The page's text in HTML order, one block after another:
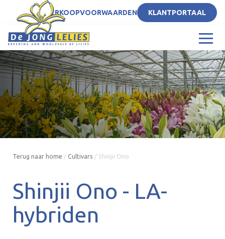
NLVERKOOPVOORWAARDEN KLANTPORTAAL
Terug naar home / Cultivars / Shinjii Ono
Shinjii Ono - LA-
hybriden